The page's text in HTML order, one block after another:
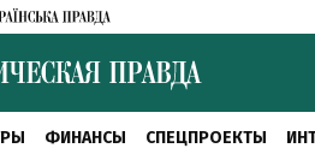
ФИНАНСЫ СПЕЦПРОЕКТЫ